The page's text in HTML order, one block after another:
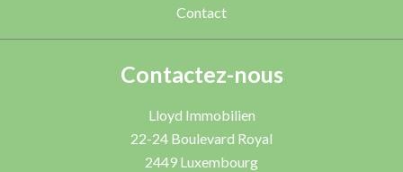
Contact
Contactez-nous
Lloyd Immobilien
22-24 Boulevard Royal
2449 Luxembourg